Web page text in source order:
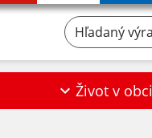
Hľadaný výraz...
Život v obci